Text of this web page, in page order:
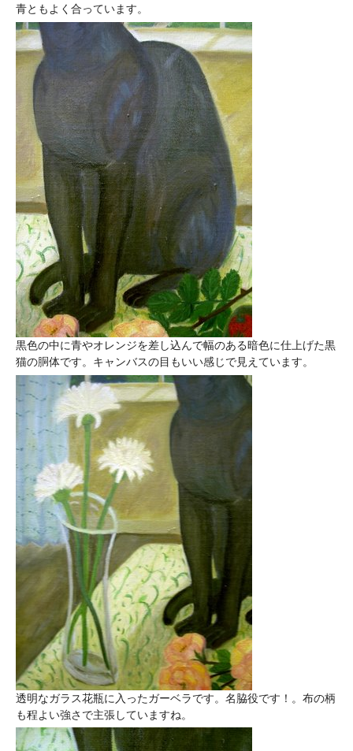
青ともよく合っています。
黒色の中に青やオレンジを差し込んで幅のある暗色に仕上げた黒
猫の胴体です。キャンバスの目もいい感じで見えています。
透明なガラス花瓶に入ったガーベラです。名脇役です！。布の柄
も程よい強さで主張していますね。